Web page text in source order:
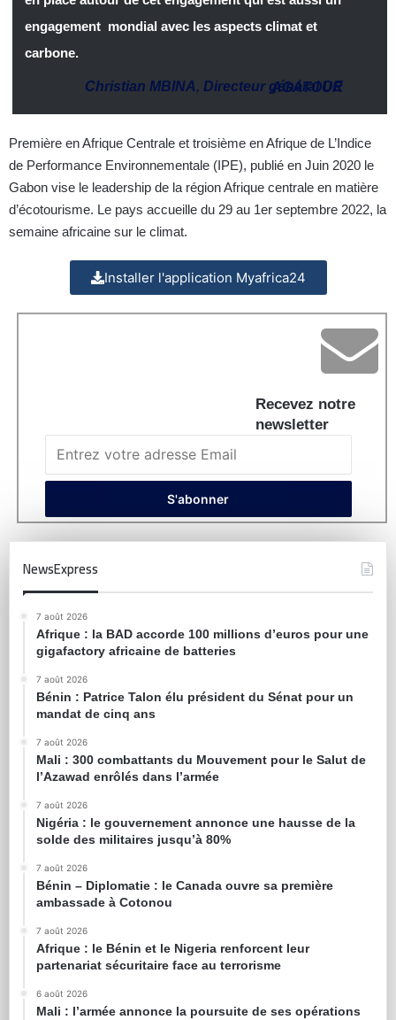
engagement mondial avec les aspects climat et
carbone.
Christian MBINA, Directeur général DE AGATOUR
Première en Afrique Centrale et troisième en Afrique de L’Indice
de Performance Environnementale (IPE), publié en Juin 2020 le
Gabon vise le leadership de la région Afrique centrale en matière
d’écotourisme. Le pays accueille du 29 au 1er septembre 2022, la
semaine africaine sur le climat.
Installer l'application Myafrica24
Recevez notre
newsletter
NewsExpress
7 août 2026
Afrique : la BAD accorde 100 millions d’euros pour une
gigafactory africaine de batteries
7 août 2026
Bénin : Patrice Talon élu président du Sénat pour un
mandat de cinq ans
7 août 2026
Mali : 300 combattants du Mouvement pour le Salut de
l’Azawad enrôlés dans l’armée
7 août 2026
Nigéria : le gouvernement annonce une hausse de la
solde des militaires jusqu’à 80%
7 août 2026
Bénin – Diplomatie : le Canada ouvre sa première
ambassade à Cotonou
7 août 2026
Afrique : le Bénin et le Nigeria renforcent leur
partenariat sécuritaire face au terrorisme
6 août 2026
Mali : l’armée annonce la poursuite de ses opérations